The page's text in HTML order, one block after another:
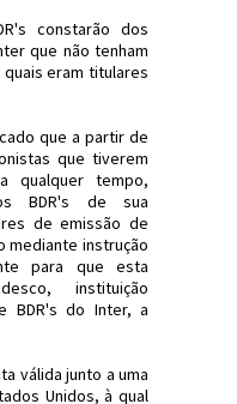
constarão dos
que não tenham
eram titulares
que a partir de
que tiverem
qualquer tempo,
BDR's de sua
de emissão de
mediante instrução
para que esta
instituição
BDR's do Inter, a
válida junto a uma
Unidos, à qual